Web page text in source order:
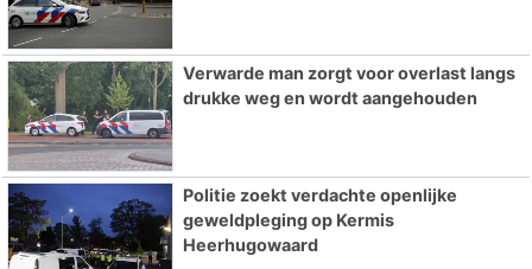
Verwarde man zorgt voor overlast langs
drukke weg en wordt aangehouden
Politie zoekt verdachte openlijke
geweldpleging op Kermis
Heerhugowaard